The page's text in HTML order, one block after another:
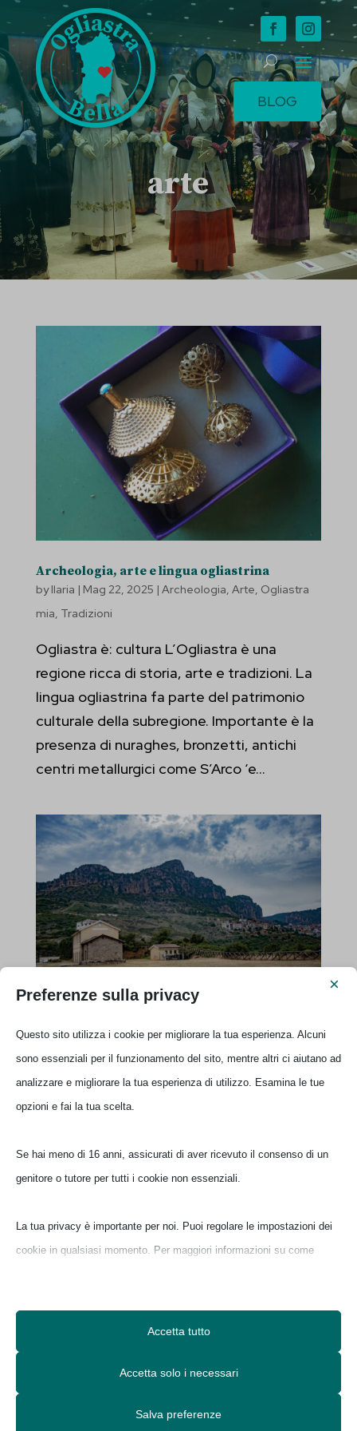
BLOG
arte
Archeologia, arte e lingua ogliastrina
byIlaria | Mag 22, 2025 | Archeologia, Arte, Ogliastra
mia, Tradizioni
Ogliastra è: cultura L’Ogliastra è una
regione ricca di storia, arte e tradizioni. La
lingua ogliastrina fa parte del patrimonio
culturale della subregione. Importante è la
presenza di nuraghes, bronzetti, antichi
centri metallurgici come S’Arco ‘e...
Maria Lai l’artista di Ulàssai che legò la
Apr 9, 2025 Ogliastra mia
Maria Lai la vita Maria Lai nasce nel 1919
è costretta a trasferirsi al mare. Durante
questi lunghi mesi di solitudine si
disegno. Nel 1933 muore la sorellina
minore...
Preferenze sulla privacy
×
Questo sito utilizza i cookie per migliorare la tua esperienza. Alcuni
sono essenziali per il funzionamento del sito, mentre altri ci aiutano ad
analizzare e migliorare la tua esperienza di utilizzo. Esamina le tue
opzioni e fai la tua scelta.
Se hai meno di 16 anni, assicurati di aver ricevuto il consenso di un
genitore o tutore per tutti i cookie non essenziali.
La tua privacy è importante per noi. Puoi regolare le impostazioni dei
cookie in qualsiasi momento. Per maggiori informazioni su come
Nota che, se scegli di disabilitare alcuni tipi di cookie, questo potrebbe
influire sulla tua esperienza del sito e sui servizi che possiamo offrire.
Accetta tutto
Accetta solo i necessari
Salva preferenze